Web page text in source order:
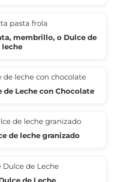
membrillo, o Dulce de
leche
de Leche con Chocolate
de leche granizado
de Leche